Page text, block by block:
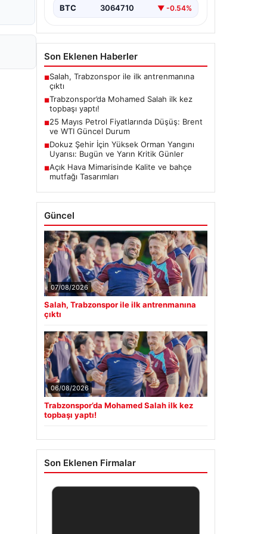
BTC 3064710 ▼ -0.54%
Son Eklenen Haberler
■Salah, Trabzonspor ile ilk antrenmanına
çıktı
■Trabzonspor’da Mohamed Salah ilk kez
topbaşı yaptı!
■25 Mayıs Petrol Fiyatlarında Düşüş: Brent
ve WTI Güncel Durum
■Dokuz Şehir İçin Yüksek Orman Yangını
Uyarısı: Bugün ve Yarın Kritik Günler
■Açık Hava Mimarisinde Kalite ve bahçe
mutfağı Tasarımları
Güncel
07/08/2026
Salah, Trabzonspor ile ilk antrenmanına
çıktı
06/08/2026
Trabzonspor’da Mohamed Salah ilk kez
topbaşı yaptı!
Son Eklenen Firmalar